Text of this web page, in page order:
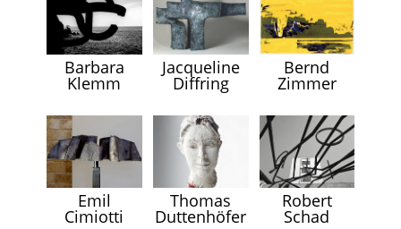
Barbara
Klemm
Jacqueline
Diffring
Bernd
Zimmer
Emil
Cimiotti
Thomas
Duttenhöfer
Robert
Schad